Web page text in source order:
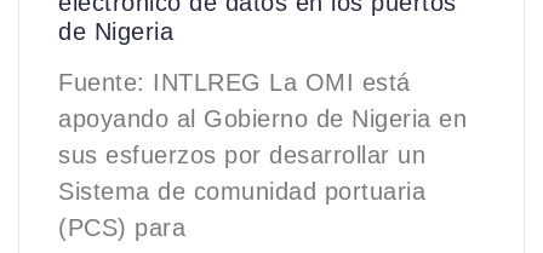
de Nigeria
Fuente: INTLREG La OMI está
apoyando al Gobierno de Nigeria en
sus esfuerzos por desarrollar un
Sistema de comunidad portuaria
(PCS) para